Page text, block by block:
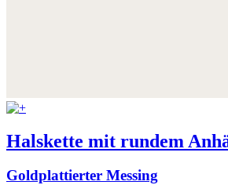
Halskette mit rundem
Goldplattierter Messing